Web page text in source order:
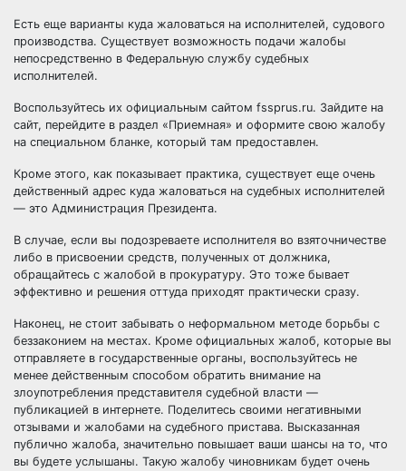
Есть еще варианты куда жаловаться на исполнителей, судового
производства. Существует возможность подачи жалобы
непосредственно в Федеральную службу судебных
исполнителей.
Воспользуйтесь их официальным сайтом fssprus.ru. Зайдите на
сайт, перейдите в раздел «Приемная» и оформите свою жалобу
на специальном бланке, который там предоставлен.
Кроме этого, как показывает практика, существует еще очень
действенный адрес куда жаловаться на судебных исполнителей
— это Администрация Президента.
В случае, если вы подозреваете исполнителя во взяточничестве
либо в присвоении средств, полученных от должника,
обращайтесь с жалобой в прокуратуру. Это тоже бывает
эффективно и решения оттуда приходят практически сразу.
Наконец, не стоит забывать о неформальном методе борьбы с
беззаконием на местах. Кроме официальных жалоб, которые вы
отправляете в государственные органы, воспользуйтесь не
менее действенным способом обратить внимание на
злоупотребления представителя судебной власти —
публикацией в интернете. Поделитесь своими негативными
отзывами и жалобами на судебного пристава. Высказанная
публично жалоба, значительно повышает ваши шансы на то, что
вы будете услышаны. Такую жалобу чиновникам будет очень